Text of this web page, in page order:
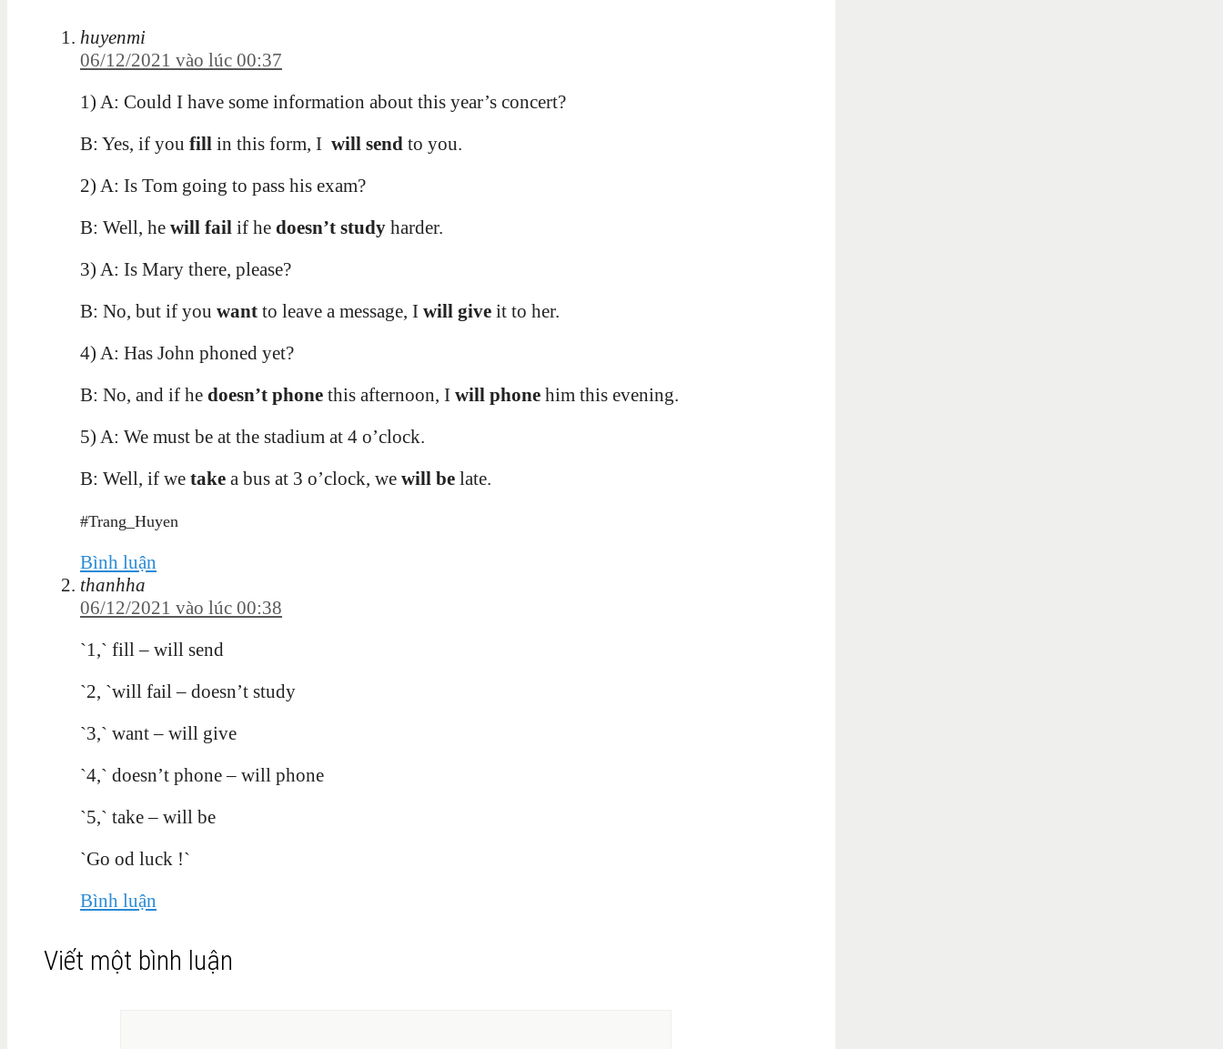
huyenmi
06/12/2021 vào lúc 00:37
1) A: Could I have some information about this year’s concert?
B: Yes, if you fill in this form, I will send to you.
2) A: Is Tom going to pass his exam?
B: Well, he will fail if he doesn’t study harder.
3) A: Is Mary there, please?
B: No, but if you want to leave a message, I will give it to her.
4) A: Has John phoned yet?
B: No, and if he doesn’t phone this afternoon, I will phone him this evening.
5) A: We must be at the stadium at 4 o’clock.
B: Well, if we take a bus at 3 o’clock, we will be late.
#Trang_Huyen
Bình luận
thanhha
06/12/2021 vào lúc 00:38
`1,` fill – will send
`2, `will fail – doesn’t study
`3,` want – will give
`4,` doesn’t phone – will phone
`5,` take – will be
`Go od luck !`
Bình luận
Viết một bình luận